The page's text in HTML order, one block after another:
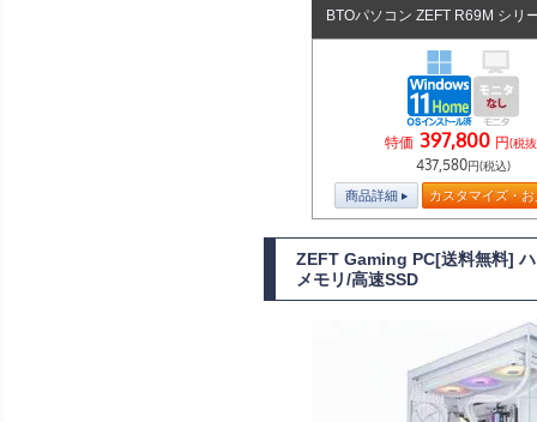
BTOパソコン ZEFT R69M シリ
特価 397,800 円(税
437,580円(税込)
商品詳細 カスタマイズ・
ZEFT Gaming PC[送料無料]
メモリ/高速SSD